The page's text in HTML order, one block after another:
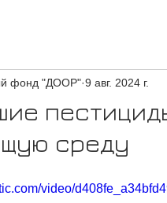
среду
фонд "ДООР" 9 авг. 2024 г.
video/